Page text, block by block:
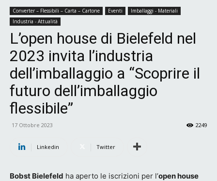
Converter – Flessibili – Carta – Cartone Eventi
Imballaggi - Materiali
Industria - Attualità
L’open house di Bielefeld nel
2023 invita l’industria
dell’imballaggio a “Scoprire il
futuro dell’imballaggio
flessibile”
17 Ottobre 2023 2249
Linkedin Twitter
Bobst Bielefeld ha aperto le iscrizioni per l’open house